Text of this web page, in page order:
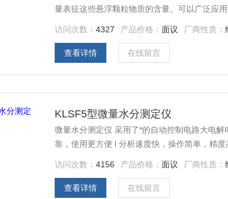
量表征这些悬浮颗粒物质的含量。可以广泛应
访问次数：4327 产品价格：面议 厂商性质：
查看详情 在线留言
KLSF5型微量水分测定仪
微量水分测定仪 采用了*的自动控制电路大电解电流及电流自动
靠，使用更方便 l 分析速度快，操作简单
访问次数：4156 产品价格：面议 厂商性质：
查看详情 在线留言